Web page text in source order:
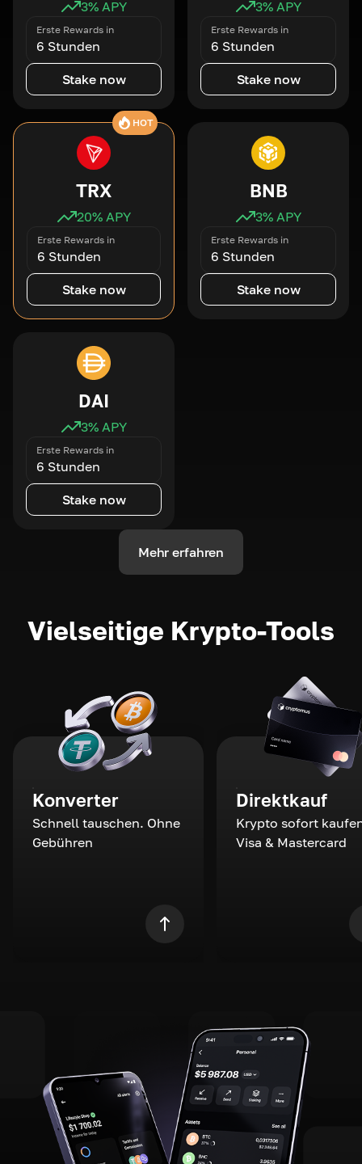
3% APY
Erste Rewards in
6 Stunden
Stake now
3% APY
Erste Rewards in
6 Stunden
Stake now
HOT
TRX
20% APY
Erste Rewards in
6 Stunden
Stake now
BNB
3% APY
Erste Rewards in
6 Stunden
Stake now
DAI
3% APY
Erste Rewards in
6 Stunden
Stake now
Mehr erfahren
Vielseitige Krypto-Tools
Konverter
Schnell tauschen. Ohne
Gebühren
Direktkauf
Krypto sofort
Visa & Mastercard